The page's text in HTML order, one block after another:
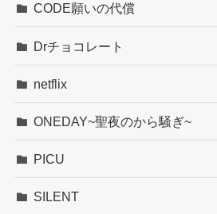
CODE願いの代償
Drチョコレート
netflix
ONEDAY~聖夜のから騒ぎ~
PICU
SILENT